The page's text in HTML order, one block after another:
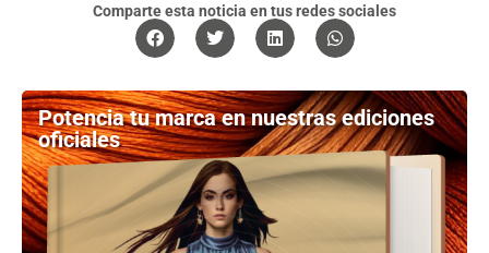
Comparte esta noticia en tus redes sociales
Potencia tu marca en nuestras ediciones
oficiales